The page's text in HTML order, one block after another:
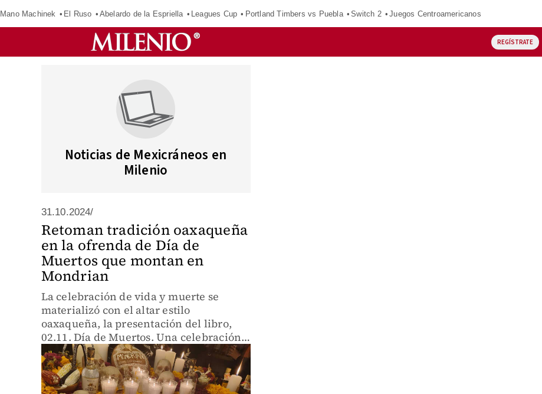
Mano Machinek El Ruso Abelardo de la Espriella Leagues Cup Portland Timbers vs Puebla Switch 2 Juegos Centroamericanos
REGÍSTRATE
Noticias de Mexicráneos en
Milenio
31.10.2024/
Retoman tradición oaxaqueña
en la ofrenda de Día de
Muertos que montan en
Mondrian
La celebración de vida y muerte se
materializó con el altar estilo
oaxaqueña, la presentación del libro,
02.11. Día de Muertos. Una celebración
de la vida y la muerte. de Déborah Holtz;
y la infografía de Luis Mor que detalla la
tradición mexicana, q